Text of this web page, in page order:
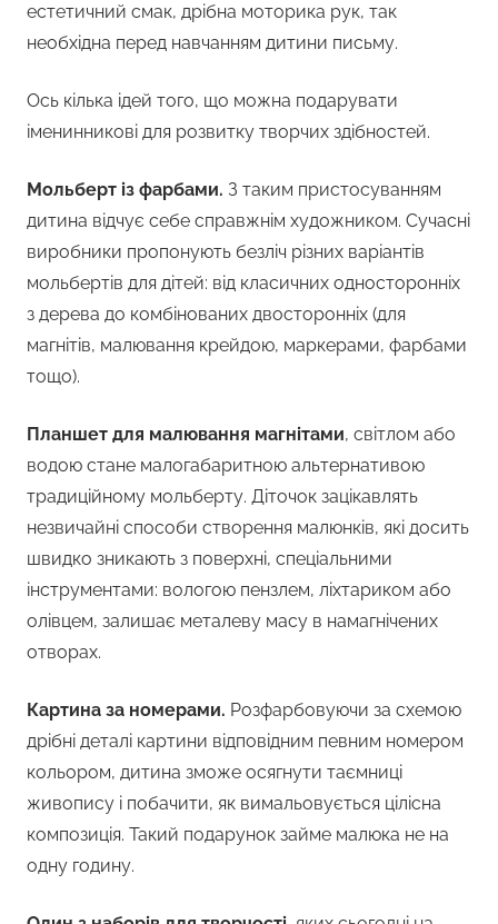
естетичний смак, дрібна моторика рук, так
необхідна перед навчанням дитини письму.
Ось кілька ідей того, що можна подарувати
іменинникові для розвитку творчих здібностей.
Мольберт із фарбами. З таким пристосуванням
дитина відчує себе справжнім художником. Сучасні
виробники пропонують безліч різних варіантів
мольбертів для дітей: від класичних односторонніх
з дерева до комбінованих двосторонніх (для
магнітів, малювання крейдою, маркерами, фарбами
тощо).
Планшет для малювання магнітами, світлом або
водою стане малогабаритною альтернативою
традиційному мольберту. Діточок зацікавлять
незвичайні способи створення малюнків, які досить
швидко зникають з поверхні, спеціальними
інструментами: вологою пензлем, ліхтариком або
олівцем, залишає металеву масу в намагнічених
отворах.
Картина за номерами. Розфарбовуючи за схемою
дрібні деталі картини відповідним певним номером
кольором, дитина зможе осягнути таємниці
живопису і побачити, як вимальовується цілісна
композиція. Такий подарунок займе малюка не на
одну годину.